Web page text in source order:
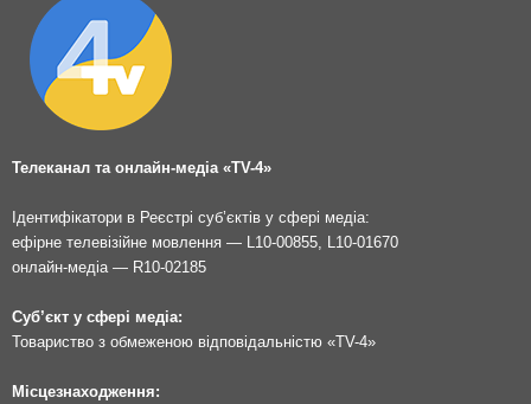
Телеканал та онлайн-медіа «TV-4»
Ідентифікатори в Реєстрі суб’єктів у сфері медіа:
ефірне телевізійне мовлення — L10-00855, L10-01670
онлайн-медіа — R10-02185
Суб’єкт у сфері медіа:
Товариство з обмеженою відповідальністю «TV-4»
Місцезнаходження: